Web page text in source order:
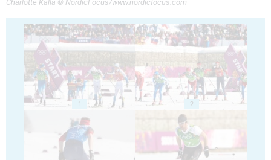
Charlotte Kalla © NordicFocus/www.nordicfocus.com
1 2